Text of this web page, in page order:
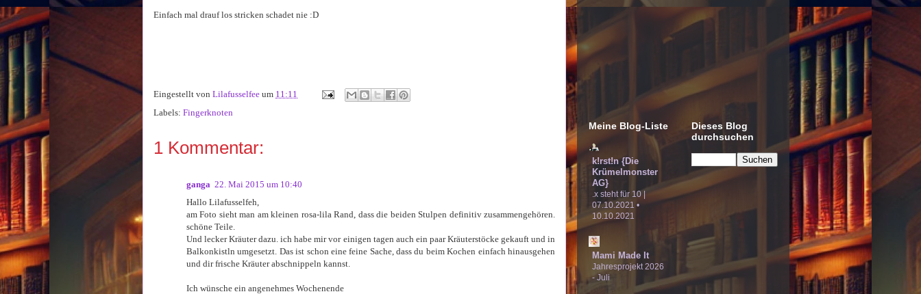
Einfach mal drauf los stricken schadet nie :D
Eingestellt von Lilafusselfee um 11:11
Labels: Fingerknoten
1 Kommentar:
ganga 22. Mai 2015 um 10:40
Hallo Lilafusselfeh,
am Foto sieht man am kleinen rosa-lila Rand, dass die beiden Stulpen definitiv zusammengehören.
schöne Teile.
Und lecker Kräuter dazu. ich habe mir vor einigen tagen auch ein paar Kräuterstöcke gekauft und in
Balkonkistln umgesetzt. Das ist schon eine feine Sache, dass du beim Kochen einfach hinausgehen
und dir frische Kräuter abschnippeln kannst.
Ich wünsche ein angenehmes Wochenende
Meine Blog-Liste
k!rst!n {Die
Krümelmonster
AG}
.x steht für 10 |
07.10.2021 •
10.10.2021
Mami Made It
Jahresprojekt 2026
- Juli
Dieses Blog
durchsuchen